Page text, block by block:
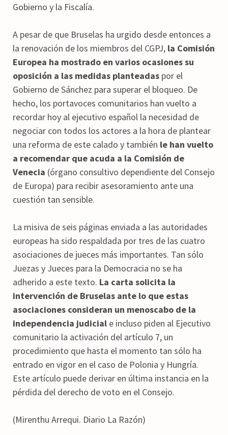
Gobierno y la Fiscalía.
A pesar de que Bruselas ha urgido desde entonces a
la renovación de los miembros del CGPJ, la Comisión
Europea ha mostrado en varios ocasiones su
oposición a las medidas planteadas por el
Gobierno de Sánchez para superar el bloqueo. De
hecho, los portavoces comunitarios han vuelto a
recordar hoy al ejecutivo español la necesidad de
negociar con todos los actores a la hora de plantear
una reforma de este calado y también le han vuelto
a recomendar que acuda a la Comisión de
Venecia (órgano consultivo dependiente del Consejo
de Europa) para recibir asesoramiento ante una
cuestión tan sensible.
La misiva de seis páginas enviada a las autoridades
europeas ha sido respaldada por tres de las cuatro
asociaciones de jueces más importantes. Tan sólo
Juezas y Jueces para la Democracia no se ha
adherido a este texto. La carta solicita la
intervención de Bruselas ante lo que estas
asociaciones consideran un menoscabo de la
independencia judicial e incluso piden al Ejecutivo
comunitario la activación del artículo 7, un
procedimiento que hasta el momento tan sólo ha
entrado en vigor en el caso de Polonia y Hungría.
Este artículo puede derivar en última instancia en la
pérdida del derecho de voto en el Consejo.
(Mirenthu Arrequi. Diario La Razón)